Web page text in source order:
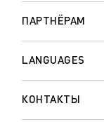
ПАРТНЁРАМ
LANGUAGES
КОНТАКТЫ